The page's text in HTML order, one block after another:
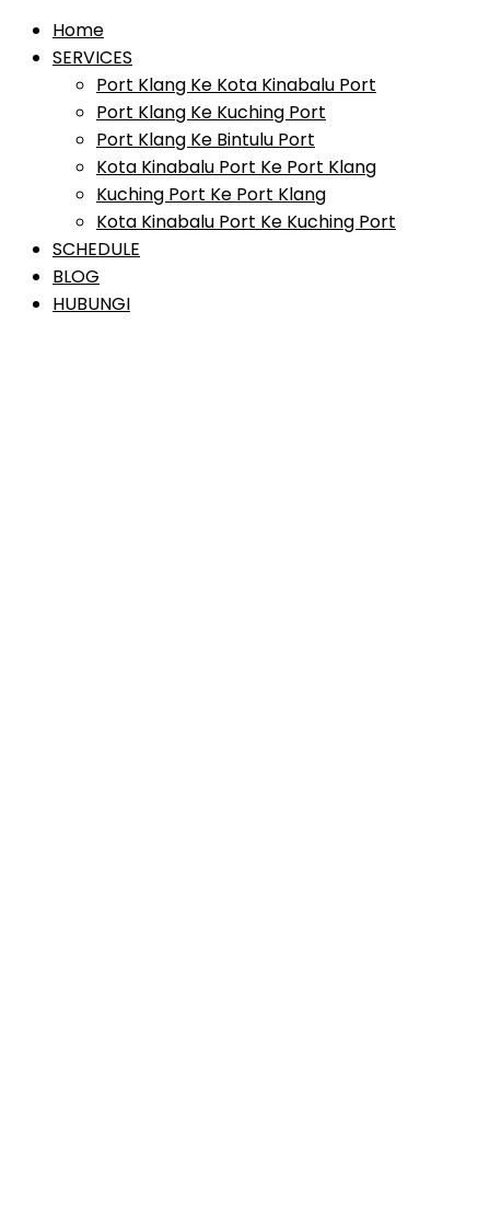
Home
SERVICES
Port Klang Ke Kota Kinabalu Port
Port Klang Ke Kuching Port
Port Klang Ke Bintulu Port
Kota Kinabalu Port Ke Port Klang
Kuching Port Ke Port Klang
Kota Kinabalu Port Ke Kuching Port
SCHEDULE
BLOG
HUBUNGI